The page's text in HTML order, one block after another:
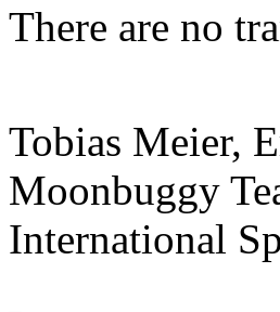
There are no
Tobias Meier,
Moonbuggy
International